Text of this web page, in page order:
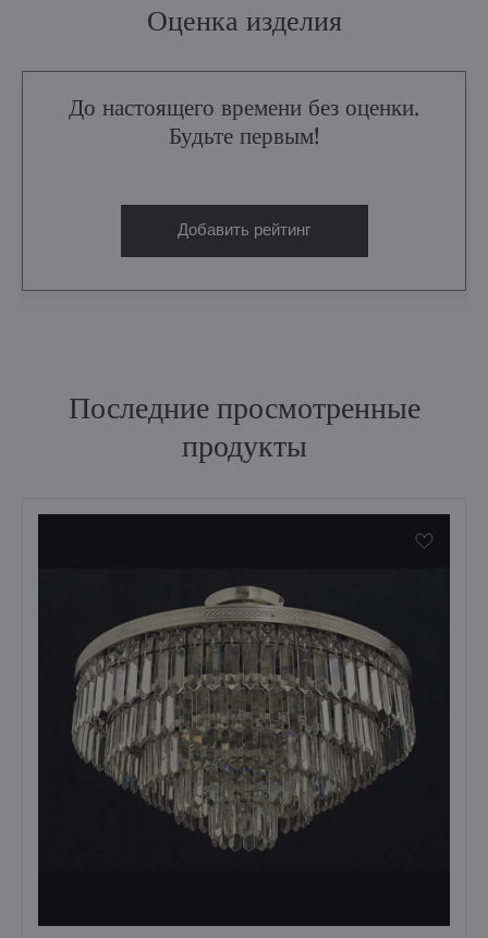
Оценка изделия
До настоящего времени без оценки.
Будьте первым!
Добавить рейтинг
Последние просмотренные
продукты